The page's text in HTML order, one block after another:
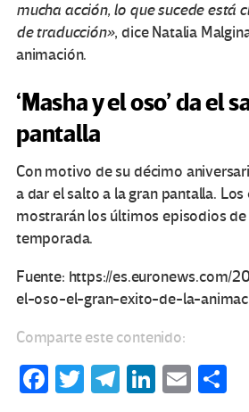
mucha acción, lo que sucede está
de traducción», dice Natalia
animación.
‘Masha y el oso’ da el
pantalla
Con motivo de su décimo
a dar el salto a la gran pantalla.
mostrarán los últimos episodios de
temporada.
Fuente: https://es.euronews.com/
el-oso-el-gran-exito-de-la-
Comparte este contenido:
Fa T
Te Li
E